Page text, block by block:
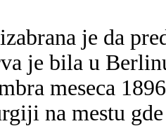
je da
je bila u
meseca
na mestu